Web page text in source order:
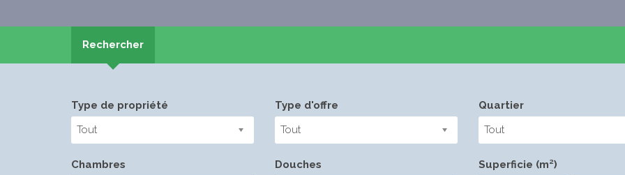
Rechercher
Type de propriété
Tout
Type d'offre
Tout
Quartier
Tout
Chambres
Douches
Superficie (m²)